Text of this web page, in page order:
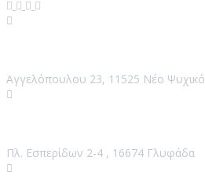
Αγγελόπουλου 23, 11525 Νέο Ψυχικό
Πλ. Εσπερίδων 2-4 , 16674 Γλυφάδα